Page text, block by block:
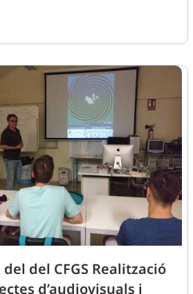
del CFGS Realització
d’audiovisuals i